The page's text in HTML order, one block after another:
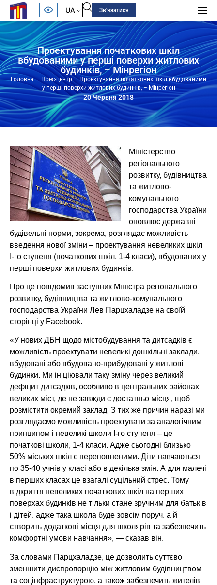
UA Зв'язатися
Проектування початкових шкіл
вбудованими у перші поверхи житлових
будинків, – Мінрегіон
Головна— Прес-центр—Проектування початкових шкіл вбудованими
у перші поверхи житлових будинків, – Мінрегіон
20 Червня 2018
Міністерство
регіонального
розвитку, будівництва
та житлово-
комунального
господарства України
оновлює державні
будівельні норми, зокрема, розглядає можливість
введення нової зміни – проектування невеликих шкіл
І-го ступеня (початкових шкіл, 1-4 класи), вбудованих у
перші поверхи житлових будинків.
Про це повідомив заступник Міністра регіонального
розвитку, будівництва та житлово-комунального
господарства України Лев Парцхаладзе на своїй
сторінці у Facebook.
«У нових ДБН щодо містобудування та дитсадків є
можливість проектувати невеликі дошкільні заклади,
вбудовані або вбудовано-прибудовані у житлові
будинки. Ми ініціювали таку зміну через великий
дефіцит дитсадків, особливо в центральних районах
великих міст, де не завжди є достатньо місця, щоб
розмістити окремий заклад. З тих же причин наразі ми
розглядаємо можливість проектувати за аналогічним
принципом і невеликі школи І-го ступеня – це
початкові школи, 1-4 класи. Адже сьогодні близько
50% міських шкіл є переповненими. Діти навчаються
по 35-40 учнів у класі або в декілька змін. А для малечі
в перших класах це взагалі суцільний стрес. Тому
відкриття невеликих початкових шкіл на перших
поверхах будинків не тільки стане зручним для батьків
і дітей, адже така школа буде зовсім поруч, а й
створить додаткові місця для школярів та забезпечить
комфортні умови навчання», — сказав він.
За словами Парцхаладзе, це дозволить суттєво
зменшити диспропорцію між житловим будівництвом
та соцінфраструктурою, а також забезпечить жителів